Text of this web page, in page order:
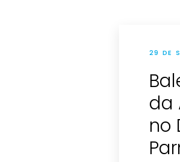
29 DE
da
no